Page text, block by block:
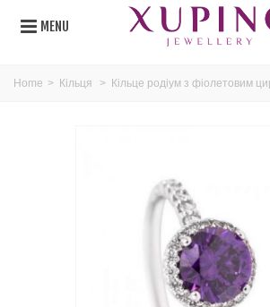
MENU
Home > Кільця > Кільце родіум з фіолетовим